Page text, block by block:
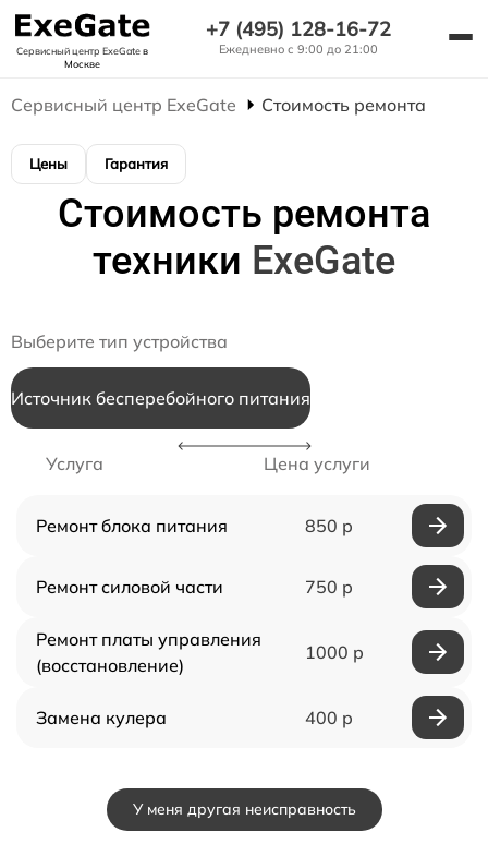
Сервисный центр ExeGateв
Москве
+7 (495) 128-16-72
Ежедневно с 9:00 до 21:00
Сервисный центр ExeGate Стоимость ремонта
Цены Гарантия
Стоимость ремонта
техники ExeGate
Выберите тип устройства
Источник бесперебойного питания
Услуга Цена услуги
Ремонт блока питания 850 р
Ремонт силовой части 750 р
Ремонт платы управления
(восстановление)
1000 р
Замена кулера 400 р
У меня другая неисправность